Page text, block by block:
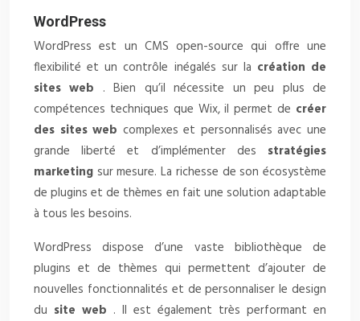
WordPress
WordPress est un CMS open-source qui offre une
flexibilité et un contrôle inégalés sur la création de
sites web . Bien qu’il nécessite un peu plus de
compétences techniques que Wix, il permet de créer
des sites web complexes et personnalisés avec une
grande liberté et d’implémenter des stratégies
marketing sur mesure. La richesse de son écosystème
de plugins et de thèmes en fait une solution adaptable
à tous les besoins.
WordPress dispose d’une vaste bibliothèque de
plugins et de thèmes qui permettent d’ajouter de
nouvelles fonctionnalités et de personnaliser le design
du site web . Il est également très performant en